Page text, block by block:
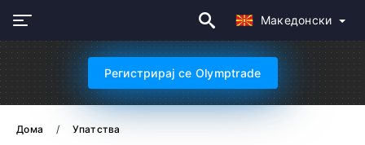
Македонски
Регистрирај се Olymptrade
Дома Упатства